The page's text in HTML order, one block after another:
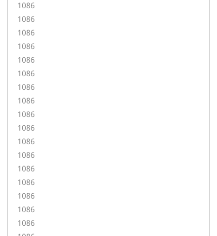
1086
1086
1086
1086
1086
1086
1086
1086
1086
1086
1086
1086
1086
1086
1086
1086
1086